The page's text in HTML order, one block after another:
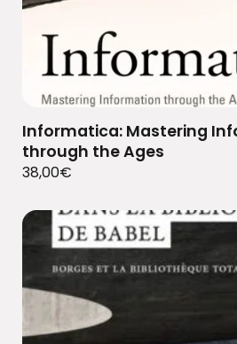
Informatica: Mastering
through the Ages
38,00€